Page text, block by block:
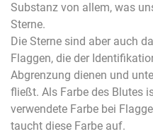
Substanz von allem, was
Sterne.
Die Sterne sind aber auch
Flaggen, die der
Abgrenzung dienen und
fließt. Als Farbe des Blutes
verwendete Farbe bei
taucht diese Farbe auf.